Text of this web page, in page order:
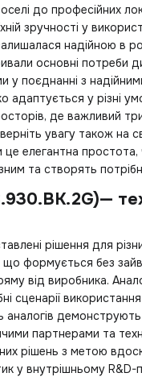
до професійних
зручності у
надійною в
основні потреби
у поєднанні з
адаптується у різні
де важливий
увагу також на
це елегантна
та створять
рішення для
що формується без
від виробника.
сценарії
демонструють
партнерами та
рішень з метою
у внутрішньому R&D-